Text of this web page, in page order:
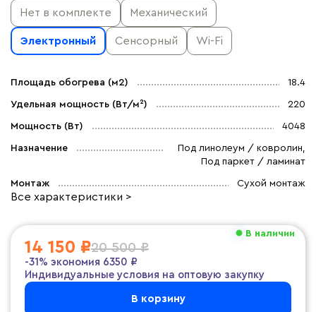
Нет в комплекте Механический
Электронный Сенсорный Wi-Fi
Площадь обогрева (м2) 18.4
Удельная мощность (Вт/м²) 220
Мощность (Вт) 4048
Назначение
Под линолеум / ковролин,
Под паркет / ламинат
Монтаж Сухой монтаж
Все характеристики >
В наличии
14 150 ₽20 500 ₽
-31% экономия 6350 ₽
Индивидуальные условия на оптовую закупку
В корзину